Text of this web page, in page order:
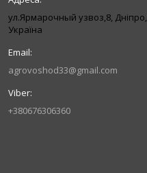
ул.Ярмарочный узвоз,8, Дніпро,
Україна
agrovoshod33@gmail.com
+380676306360